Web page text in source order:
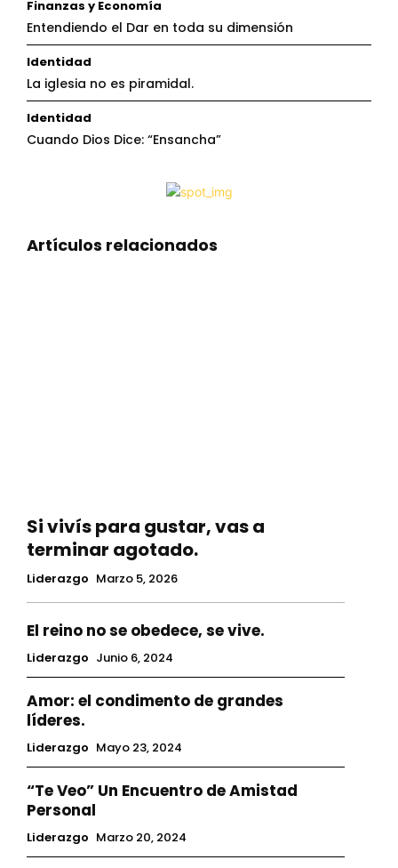
Finanzas y Economía
Entendiendo el Dar en toda su dimensión
Identidad
La iglesia no es piramidal.
Identidad
Cuando Dios Dice: “Ensancha”
Artículos relacionados
Si vivís para gustar, vas a
terminar agotado.
Liderazgo Marzo 5, 2026
El reino no se obedece, se vive.
Liderazgo Junio 6, 2024
Amor: el condimento de grandes
líderes.
Liderazgo Mayo 23, 2024
“Te Veo” Un Encuentro de Amistad
Personal
Liderazgo Marzo 20, 2024